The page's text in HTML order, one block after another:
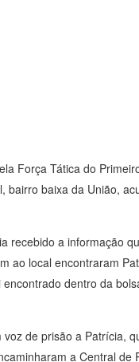
Força Tática do
bairro baixa da União,
recebido a informação
ao local encontraram
dentro da
de prisão a Patrícia,
a Central de